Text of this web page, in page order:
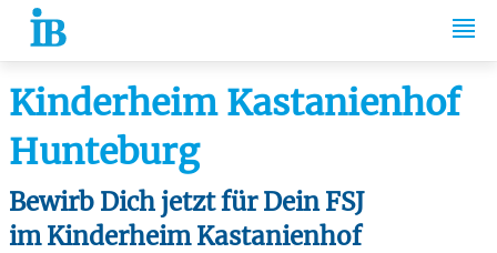
Springe zum Inhalt
Kinderheim Kastanienhof
Hunteburg
Bewirb Dich jetzt für Dein FSJ
im Kinderheim Kastanienhof